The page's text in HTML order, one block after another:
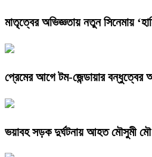
মাতৃত্বের অভিজ্ঞতায় নতুন সিনেমায়
প্রেমের আগে টম-জেন্ডায়ার বন্ধুত্বের
ভয়াবহ সড়ক দুর্ঘটনায় আহত মৌসুমী মৌ